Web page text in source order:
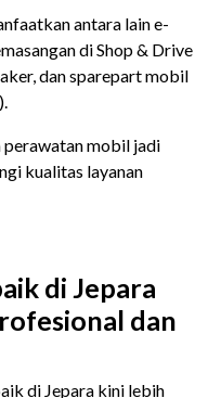
antara lain e-
di Shop & Drive
dan sparepart mobil
perawatan mobil jadi
kualitas layanan
di Jepara
dan
di Jepara kini lebih